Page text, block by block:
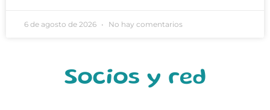
6 de agosto de 2026 No hay comentarios
Socios y red